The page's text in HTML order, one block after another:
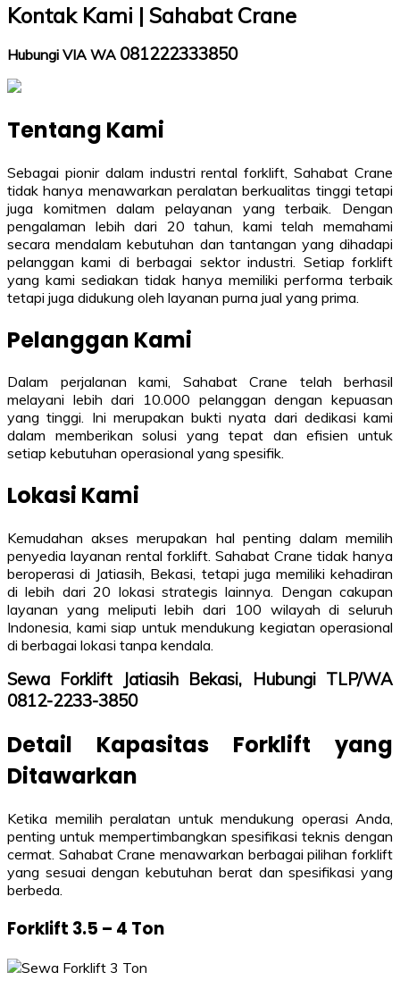
Kontak Kami | Sahabat Crane
Hubungi VIA WA 081222333850
Tentang Kami
Sebagai pionir dalam industri rental forklift, Sahabat Crane
tidak hanya menawarkan peralatan berkualitas tinggi tetapi
juga komitmen dalam pelayanan yang terbaik. Dengan
pengalaman lebih dari 20 tahun, kami telah memahami
secara mendalam kebutuhan dan tantangan yang dihadapi
pelanggan kami di berbagai sektor industri. Setiap forklift
yang kami sediakan tidak hanya memiliki performa terbaik
tetapi juga didukung oleh layanan purna jual yang prima.
Pelanggan Kami
Dalam perjalanan kami, Sahabat Crane telah berhasil
melayani lebih dari 10.000 pelanggan dengan kepuasan
yang tinggi. Ini merupakan bukti nyata dari dedikasi kami
dalam memberikan solusi yang tepat dan efisien untuk
setiap kebutuhan operasional yang spesifik.
Lokasi Kami
Kemudahan akses merupakan hal penting dalam memilih
penyedia layanan rental forklift. Sahabat Crane tidak hanya
beroperasi di Jatiasih, Bekasi, tetapi juga memiliki kehadiran
di lebih dari 20 lokasi strategis lainnya. Dengan cakupan
layanan yang meliputi lebih dari 100 wilayah di seluruh
Indonesia, kami siap untuk mendukung kegiatan operasional
di berbagai lokasi tanpa kendala.
Sewa Forklift Jatiasih Bekasi, Hubungi TLP/WA
0812-2233-3850
Detail Kapasitas Forklift yang
Ditawarkan
Ketika memilih peralatan untuk mendukung operasi Anda,
penting untuk mempertimbangkan spesifikasi teknis dengan
cermat. Sahabat Crane menawarkan berbagai pilihan forklift
yang sesuai dengan kebutuhan berat dan spesifikasi yang
berbeda.
Forklift 3.5 – 4 Ton